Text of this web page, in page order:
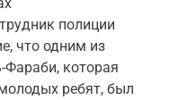
полиции
что одним из
Фараби, которая
ребят, был